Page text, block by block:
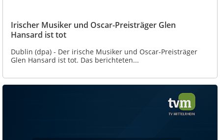
Irischer Musiker und Oscar-Preisträger Glen
Hansard ist tot
Dublin (dpa) - Der irische Musiker und Oscar-Preisträger
Glen Hansard ist tot. Das berichteten...